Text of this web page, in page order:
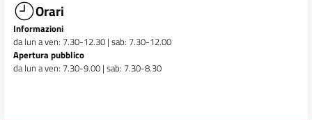
Orari
Informazioni
da lun a ven: 7.30-12.30 | sab: 7.30-12.00
Apertura pubblico
da lun a ven: 7.30-9.00 | sab: 7.30-8.30